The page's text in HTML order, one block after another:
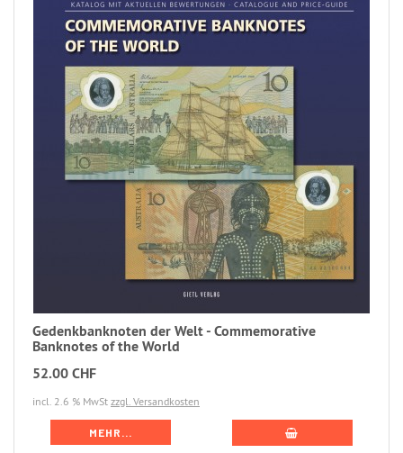
Gedenkbanknoten der Welt - Commemorative
Banknotes of the World
52.00 CHF
incl. 2.6 % MwSt zzgl. Versandkosten
MEHR...